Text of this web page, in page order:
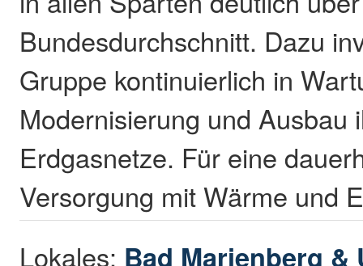
Bundesdurchschnitt. Dazu
Gruppe kontinuierlich in
Modernisierung und Ausbau
Erdgasnetze. Für eine
Versorgung mit Wärme und
Lokales: Bad Marienberg &